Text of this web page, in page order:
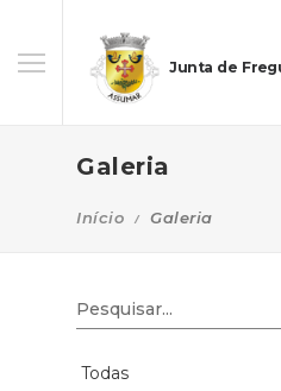
Junta de
Galeria
Início Galeria